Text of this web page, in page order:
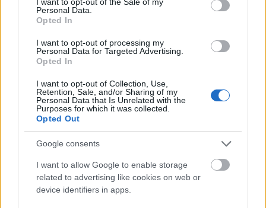
Personal Data.
Opted In
I want to opt-out of processing my
Personal Data for Targeted Advertising.
Opted In
I want to opt-out of Collection, Use,
Retention, Sale, and/or Sharing of my
Personal Data that Is Unrelated with the
Purposes for which it was collected.
Opted Out
Google consents
I want to allow Google to enable storage
related to advertising like cookies on web or
device identifiers in apps.
Εναλλακτικά, μπορείτε να χρησιμοποιήσετε το
πρώτο επαγγελματικό styler
τεχνολογία ατμού. Προσφέρει 3 φορές πιο γρήγορο
styling, 2 φορές πιο απαλά μαλλιά με 95% λιγότερη
δυνατότητες της, καθώς εκτός από ίσιωμα, σάς
επιτρέπει να δημιουργείτε και καλοσχηματισμένες
μπούκλες.
θερμότητα κατανέμεται πιο ομοιόμορφα,
μειώνοντας την ανάγκη για επαναλαμβανόμενα